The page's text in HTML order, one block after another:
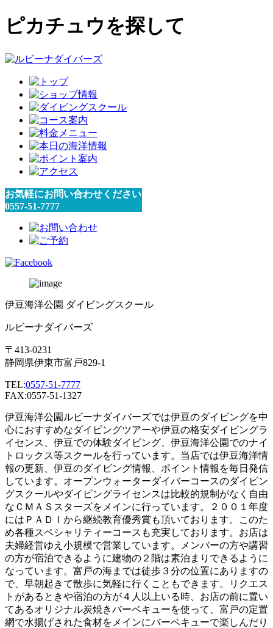
ピカチュウを探して
お気軽にお問い合わせください
0557-51-7777
伊豆海洋公園 ダイビングスクール
ルビーナダイバーズ
〒413-0231
静岡県伊東市富戸829-1
TEL:0557-51-7777
FAX:0557-51-1327
伊豆海洋公園ルビーナダイバーズでは伊豆のダイビングを中
心におすすめなダイビングツアーや伊豆の格安ダイビングラ
イセンス、伊豆での体験ダイビング、伊豆海洋公園でのナイ
トロックス等スクールを行っています。当店では伊豆海洋情
報の更新、伊豆のダイビング情報、ポイント情報を毎日発信
しています。オープンウォーターダイバーコースのダイビン
グスクールやダイビングライセンスは比較的規制がなく自由
なＣＭＡＳスターズをメインに行っています。２００１年度
にはＰＡＤＩから継続教育優秀賞も頂いております。このた
め各種スペシャリティーコースも充実しております。お店は
夫婦経営ゆえ小規模で営業しています。メンバーの方や講習
の方が宿泊できるように建物の２階は素泊まりできるように
なっています。富戸の海までは徒歩３分の位置にありますの
で、早朝起きて散歩に気軽に行くこともできます。リクエス
トがあるときや宿泊の方が４人以上いる時、お店の前に置い
てあるオリジナル炭焼きバーベキューを使って、富戸の定置
網で水揚げされた食材をメインにバーベキューで楽しんだり